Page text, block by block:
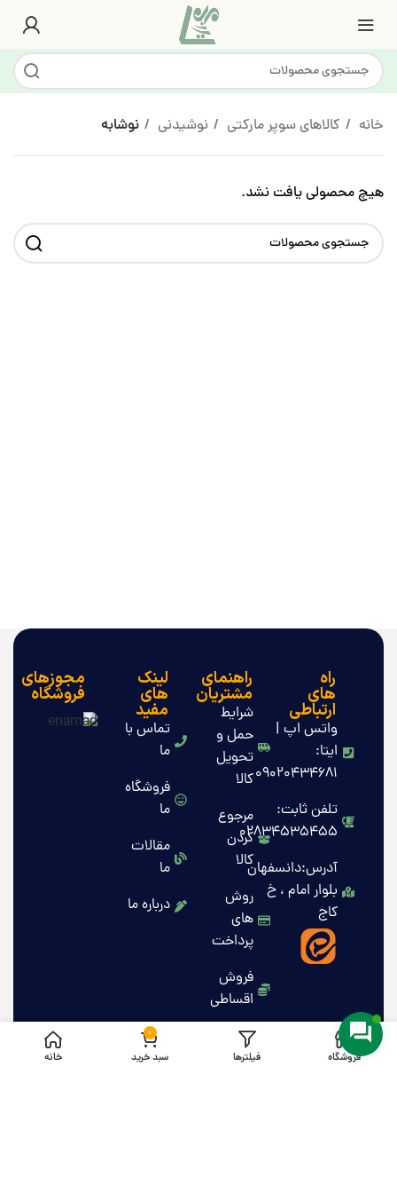
خانه کالاهای سوپر مارکتی نوشیدنی نوشابه
هیچ محصولی یافت نشد.
راه
های
ارتباطی
واتس اپ |
ایتا:
09020434681
تلفن ثابت:
02834535455
آدرس:دانسفهان
بلوار امام ، خ
کاج
راهنمای
مشتریان
شرایط
حمل و
تحویل
کالا
مرجوع
کردن
کالا
روش
های
پرداخت
فروش
اقساطی
لینک
های
مفید
تماس با
ما
فروشگاه
ما
مقالات
ما
درباره ما
مجوزهای
فروشگاه
فروشگاه فیلترها
0
سبد خرید خانه